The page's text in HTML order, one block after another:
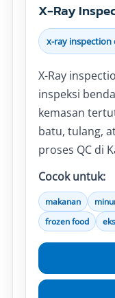
X-Ray
x-ray inspection
X-Ray
inspeksi
kemasan
batu, tulang,
proses QC di
Cocok untuk:
makanan
frozen food